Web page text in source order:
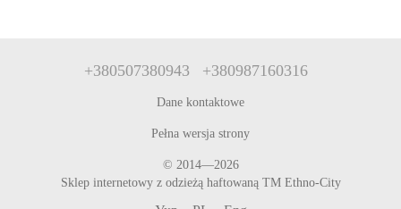
+380507380943 +380987160316
Dane kontaktowe
Pełna wersja strony
© 2014—2026
Sklep internetowy z odzieżą haftowaną TM Ethno-City